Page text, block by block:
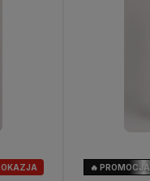
OKAZJA 🔥 PROMOCJA